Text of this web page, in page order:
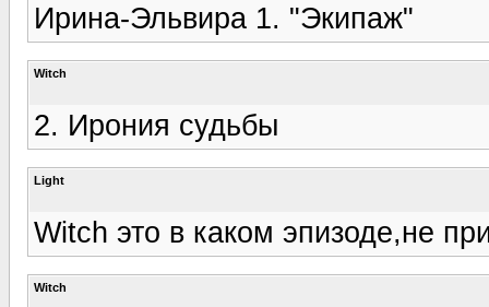
Ирина-Эльвира 1. "Экипаж"
Witch
2. Ирония судьбы
Light
Witch это в каком эпизоде,не
Witch